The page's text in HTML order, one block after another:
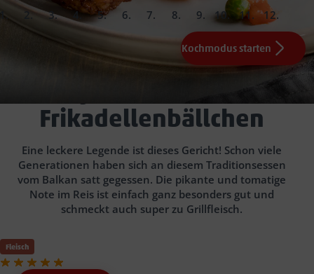
slideslideslideslide
3.
slide
slide
slide
slide
7.
slide
8.
slide
9.
slide
10.
Fertig!
Kochmodus starten
rote Paprikaschote(n)
g Parboiled Reis
EL Sonnenblumenöl
Zwiebel-
TL Ajvar (Menge nach Belieben)
g passierte Tomaten
Pfeffer
ca. 15 Min.
EL TK-Erbsen
2 Lagen Küchenpapier
4 Frikadellenbällchen
Frikadellenbällchen
Eine leckere Legende ist dieses Gericht! Schon viele
Generationen haben sich an diesem Traditionsessen
vom Balkan satt gegessen. Die pikante und tomatige
Note im Reis ist einfach ganz besonders gut und
schmeckt auch super zu Grillfleisch.
Fleisch